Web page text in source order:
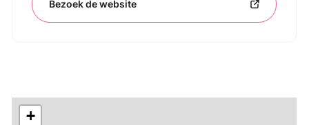
Bezoek de website
+